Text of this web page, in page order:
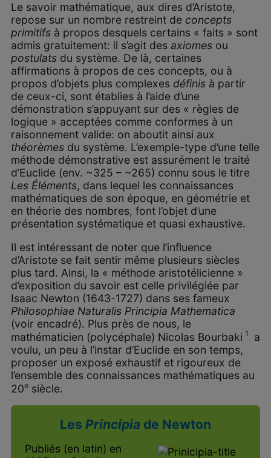
Le savoir mathématique, aux dires d’Aristote,
repose sur un nombre restreint de concepts
primitifsà propos desquels certains « faits » sont
admis gratuitement: il s’agit des axiomesou
postulatsdu système. De là, certaines
affirmations à propos de ces concepts, ou à
propos d’objets plus complexes définisà partir
de ceux-ci, sont établies à l’aide d’une
démonstration s’appuyant sur des « règles de
logique » acceptées comme conformes à un
raisonnement valide: on aboutit ainsi aux
théorèmesdu système. L’exemple-type d’une telle
méthode démonstrative est assurément le traité
d’Euclide (env. ~325 – ~265) connu sous le titre
Les Éléments, dans lequel les connaissances
mathématiques de son époque, en géométrie et
en théorie des nombres, font l’objet d’une
présentation systématique et quasi exhaustive.
Il est intéressant de noter que l’influence
d’Aristote se fait sentir même plusieurs siècles
plus tard. Ainsi, la « méthode aristotélicienne »
d’exposition du savoir est celle privilégiée par
Isaac Newton (1643-1727) dans ses fameux
Philosophiae Naturalis Principia Mathematica
(voir encadré). Plus près de nous, le
mathématicien (polycéphale) Nicolas Bourbaki 1
a
voulu, un peu à l’instar d’Euclide en son temps,
proposer un exposé exhaustif et rigoureux de
l’ensemble des connaissances mathématiques au
20esiècle.
Les Principia de Newton
Publiés (en latin) en